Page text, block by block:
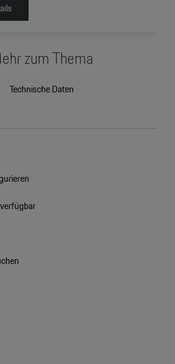
zum Thema
Technische Daten